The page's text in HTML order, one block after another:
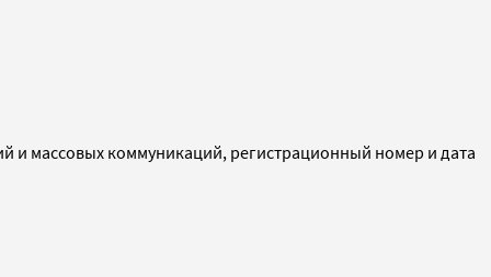
и массовых коммуникаций, регистрационный номер и дата